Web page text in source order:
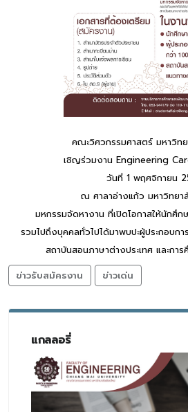
คณะวิศวกรรมศาสตร์ มหาวิทย
เชิญร่วมงาน Engineering
วันที่ 1 พฤศจิกายน
ณ ศาลาอ่างแก้ว มหาวิทยา
มหกรรมจัดหางาน ที่เปิดโอกาสให้นักศึก
รวมไปถึงบุคคลทั่วไปได้มาพบปะผู้ประกอบก
สถาบันสอนภาษาต่างประเทศ และกา
ข่าวรับสมัครงาน
ข่าวเด่น
แกลลอรี่